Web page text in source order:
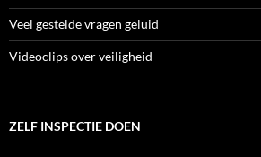
Veel gestelde vragen geluid
Videoclips over veiligheid
ZELF INSPECTIE DOEN